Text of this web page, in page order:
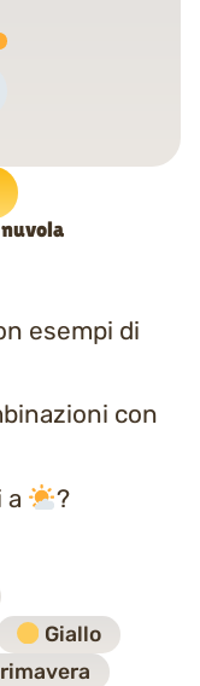
esempi di
con
a
?
Giallo